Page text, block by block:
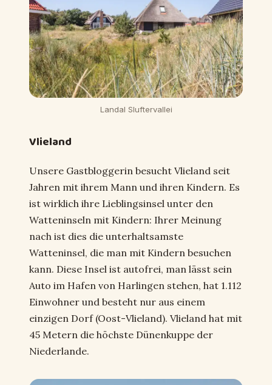
Landal Sluftervallei
Vlieland
Unsere Gastbloggerin besucht Vlieland seit
Jahren mit ihrem Mann und ihren Kindern. Es
ist wirklich ihre Lieblingsinsel unter den
Watteninseln mit Kindern: Ihrer Meinung
nach ist dies die unterhaltsamste
Watteninsel, die man mit Kindern besuchen
kann. Diese Insel ist autofrei, man lässt sein
Auto im Hafen von Harlingen stehen, hat 1.112
Einwohner und besteht nur aus einem
einzigen Dorf (Oost-Vlieland). Vlieland hat mit
45 Metern die höchste Dünenkuppe der
Niederlande.